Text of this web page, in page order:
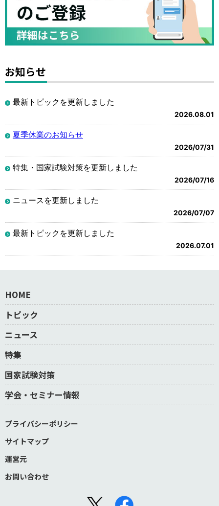
お知らせ
最新トピックを更新しました
2026.08.01
夏季休業のお知らせ
2026/07/31
特集・国家試験対策を更新しました
2026/07/16
ニュースを更新しました
2026/07/07
最新トピックを更新しました
2026.07.01
HOME
トピック
ニュース
特集
国家試験対策
学会・セミナー情報
プライバシーポリシー
サイトマップ
運営元
お問い合わせ